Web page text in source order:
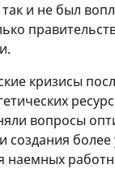
так и не был
кризисы
вопросы
создания более
наемных